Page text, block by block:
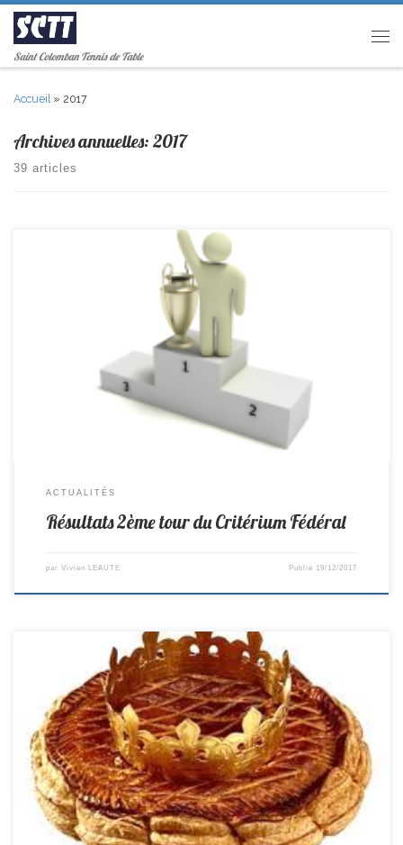
Passer au contenu
Saint Colomban Tennis de Table
Accueil » 2017
Archives annuelles: 2017
39 articles
Louison termine 8ème en D3 cadets Valentin 21ème en D1 cadets
Antoine 19ème en Prè-Régionale Cadets Lucas 19ème en D1 Juniors En
Régionale Minimes, Léonie termine 10ème et Léa 7ème
ACTUALITÉS
Résultats 2ème tour du Critérium Fédéral
par Vivien LEAUTE Publié 19/12/2017